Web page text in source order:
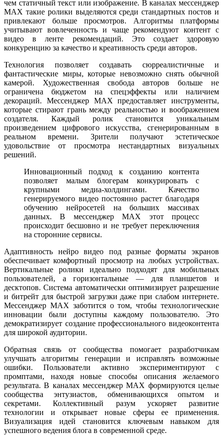
чем статичный текст или изображение. В каналах мессенджер
MAX такие ролики выделяются среди стандартных постов и
привлекают больше просмотров. Алгоритмы платформы
учитывают вовлеченность и чаще рекомендуют контент с
видео в ленте рекомендаций. Это создает здоровую
конкуренцию за качество и креативность среди авторов.
Технология позволяет создавать сюрреалистичные и
фантастические миры, которые невозможно снять обычной
камерой. Художественная свобода авторов больше не
ограничена бюджетом на спецэффекты или наличием
декораций. Мессенджер MAX предоставляет инструменты,
которые стирают грань между реальностью и воображением
создателя. Каждый ролик становится уникальным
произведением цифрового искусства, сгенерированным в
реальном времени. Зрители получают эстетическое
удовольствие от просмотра нестандартных визуальных
решений.
Инновационный подход к созданию контента
позволяет малым блогерам конкурировать с
крупными медиа-холдингами. Качество
генерируемого видео постоянно растет благодаря
обучению нейросетей на больших массивах
данных. В мессенджер MAX этот процесс
происходит бесшовно и не требует переключения
на сторонние сервисы.
Адаптивность нейро видео под разные форматы экранов
обеспечивает комфортный просмотр на любых устройствах.
Вертикальные ролики идеально подходят для мобильных
пользователей, а горизонтальные — для планшетов и
десктопов. Система автоматически оптимизирует разрешение
и битрейт для быстрой загрузки даже при слабом интернете.
Мессенджер MAX заботится о том, чтобы технологические
инновации были доступны каждому пользователю. Это
демократизирует создание профессионального видеоконтента
для широкой аудитории.
Обратная связь от сообщества помогает разработчикам
улучшать алгоритмы генерации и исправлять возможные
ошибки. Пользователи активно экспериментируют с
промптами, находя новые способы описания желаемого
результата. В каналах мессенджер MAX формируются целые
сообщества энтузиастов, обменивающихся опытом и
секретами. Коллективный разум ускоряет развитие
технологии и открывает новые сферы ее применения.
Визуализация идей становится ключевым навыком для
успешного ведения блога в современной среде.